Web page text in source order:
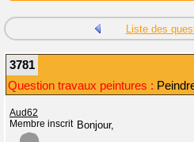
Liste des
3781
Question travaux peintures :
Aud62
Membre inscrit Bonjour,